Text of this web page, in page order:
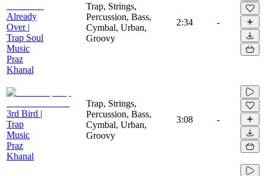
Already
Over |
Trap Soul
Music
Praz
Khanal
Trap, Strings,
Percussion, Bass,
Cymbal, Urban,
Groovy
2:34 -
3rd Bird |
Trap
Music
Praz
Khanal
Trap, Strings,
Percussion, Bass,
Cymbal, Urban,
Groovy
3:08 -